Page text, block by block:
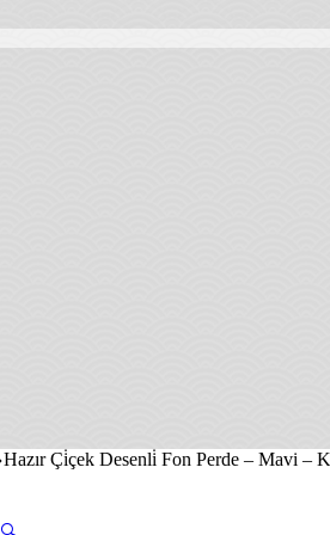
Hazır Çi̇çek Desenli̇ Fon Perde – Mavi –